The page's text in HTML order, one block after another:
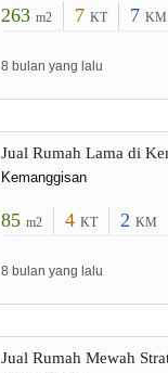
263 m2 7 KT 7 KM
8 bulan yang lalu
Jual Rumah Lama di
Kemanggisan
85 m2 4 KT 2 KM
8 bulan yang lalu
Jual Rumah Mewah